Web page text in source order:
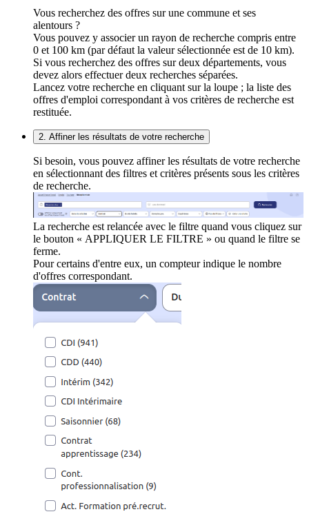
Vous recherchez des offres sur une commune et ses
alentours ?
Vous pouvez y associer un rayon de recherche compris entre
0 et 100 km (par défaut la valeur sélectionnée est de 10 km).
Si vous recherchez des offres sur deux départements, vous
devez alors effectuer deux recherches séparées.
Lancez votre recherche en cliquant sur la loupe ; la liste des
offres d'emploi correspondant à vos critères de recherche est
restituée.
2. Affiner les résultats de votre recherche
Si besoin, vous pouvez affiner les résultats de votre recherche
en sélectionnant des filtres et critères présents sous les critères
de recherche.
La recherche est relancée avec le filtre quand vous cliquez sur
le bouton « APPLIQUER LE FILTRE » ou quand le filtre se
ferme.
Pour certains d'entre eux, un compteur indique le nombre
d'offres correspondant.